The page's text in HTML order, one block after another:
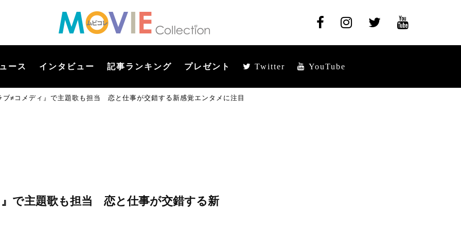
ース インタビュー 記事ランキング プレゼント Twitter YouTube
ブ≠コメディ』で主題歌も担当 恋と仕事が交錯する新感覚エンタメに注目
で主題歌も担当 恋と仕事が交錯する新